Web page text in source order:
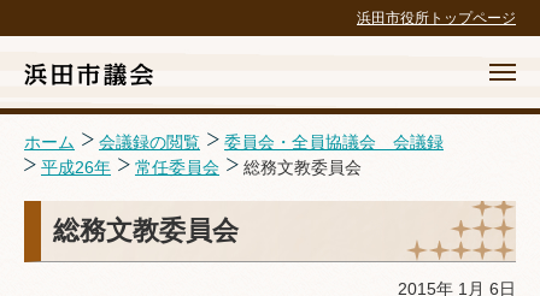
浜田市役所トップページ
ホーム
ホーム 会議録の閲覧
委員会・全員協議会 会議録
平成26年
常任委員会 総務文教委員会
総務文教委員会
2015年 1月 6日